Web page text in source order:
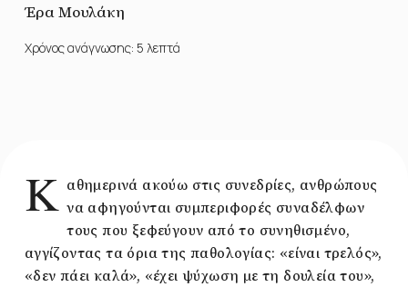
Έρα Μουλάκη
Χρόνος ανάγνωσης: 5 λεπτά
Κ αθημερινά ακούω στις συνεδρίες, ανθρώπους
να αφηγούνται συμπεριφορές συναδέλφων
τους που ξεφεύγουν από το συνηθισμένο,
αγγίζοντας τα όρια της παθολογίας: «είναι τρελός»,
«δεν πάει καλά», «έχει ψύχωση με τη δουλεία του»,